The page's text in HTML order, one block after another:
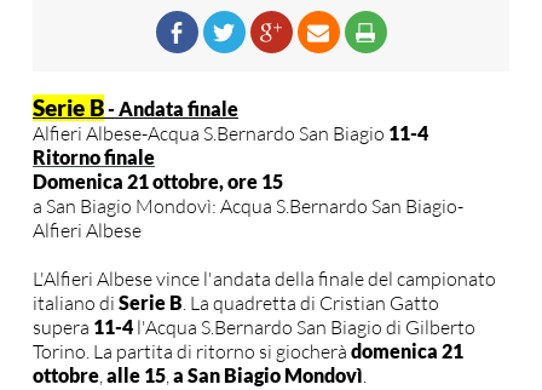
Serie B-Andata finale
Alfieri Albese-Acqua S.Bernardo San Biagio 11-4
Ritorno finale
Domenica 21 ottobre, ore 15
a San Biagio Mondovì: Acqua S.Bernardo San Biagio-
Alfieri Albese
L'Alfieri Albese vince l'andata della finale del campionato
italiano di Serie B. La quadretta di Cristian Gatto
supera 11-4 l'Acqua S.Bernardo San Biagio di Gilberto
Torino. La partita di ritorno si giocherà domenica 21
ottobre,alle 15,a San Biagio Mondovì.